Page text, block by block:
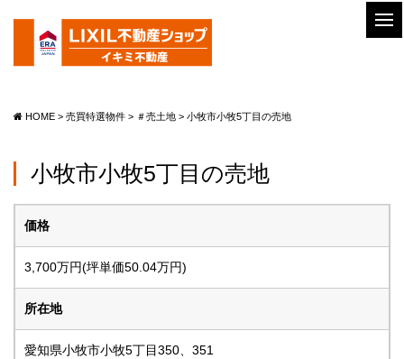
HOME > 売買特選物件 > ＃売土地 > 小牧市小牧5丁目の売地
小牧市小牧5丁目の売地
価格
3,700万円(坪単価50.04万円)
所在地
愛知県小牧市小牧5丁目350、351